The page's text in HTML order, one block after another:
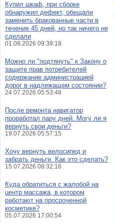
Купил шкаф, при сборке
обнаружил дефект, обещали
заменить бракованные части в
течение 45 дней, но так ничего не
сделали
01.08.2026 09:39:18
Можно ли "подтянуть" к Закону о
защите прав потребителей
содержание администрацией
дорог в надлежащем состоянии?
24.07.2026 05:53:48
После ремонта навигатор
проработал пару дней. Могу ли я
вернуть свои деньги?
19.07.2026 05:57:15
Хочу вернуть велосипед и
забрать деньги. Как это сделать?
15.07.2026 08:32:16
Куда обратиться с жалобой на
центр массажа, в котором
работают на просроченной
косметике?
05.07.2026 17:00:54